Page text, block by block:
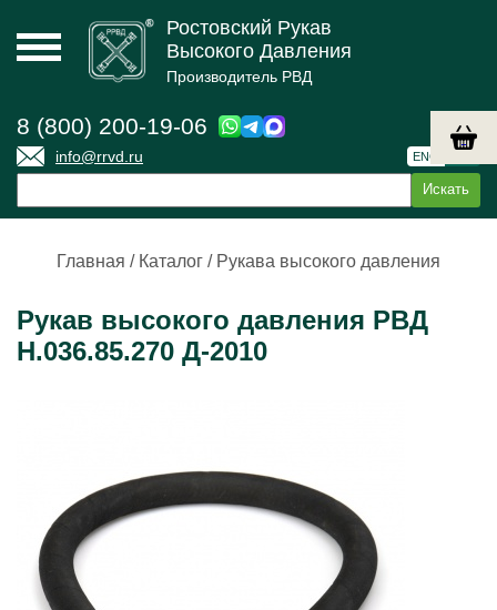
Ростовский Рукав
Высокого Давления
Производитель РВД
8 (800) 200-19-06
info@rrvd.ru ENG
Главная / Каталог / Рукава высокого давления
Рукав высокого давления РВД
Н.036.85.270 Д-2010